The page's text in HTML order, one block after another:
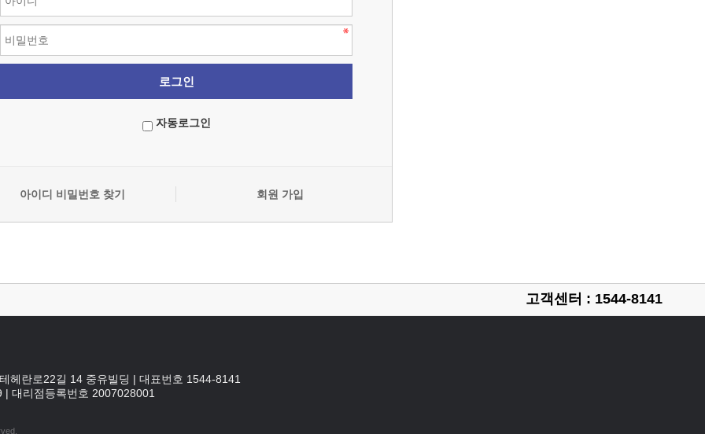
자동로그인
아이디 비밀번호 찾기 회원 가입
고객센터 : 1544-8141
헤란로22길 14 중유빌딩 | 대표번호 1544-8141
| 대리점등록번호 2007028001